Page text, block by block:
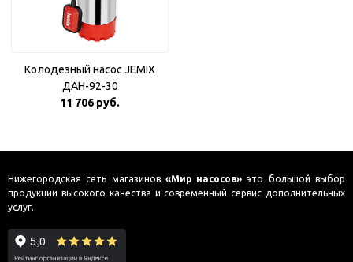
Колодезный насос JEMIX
ДАН-92-30
11 706 руб.
Нижегородская сеть магазинов «Мир насосов» это большой выбор
продукции высокого качества и современный сервис дополнительных
услуг.